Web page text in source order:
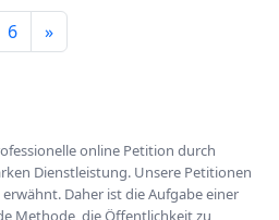
6 »
online Petition durch
Dienstleistung. Unsere Petitionen
Daher ist die Aufgabe einer
Methode, die Öffentlichkeit zu